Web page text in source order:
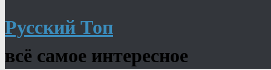
Русский Топ
всё самое интересное